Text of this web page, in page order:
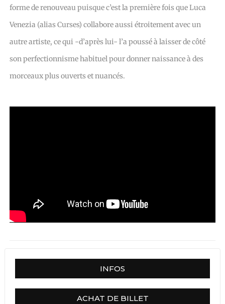
forme de renouveau puisque c’est la première fois que Luca
Venezia (alias Curses) collabore aussi étroitement avec un
autre artiste, ce qui -d’après lui- l’a poussé à laisser de côté
son perfectionnisme habituel pour donner naissance à des
morceaux plus ouverts et nuancés.
INFOS
ACHAT DE BILLET